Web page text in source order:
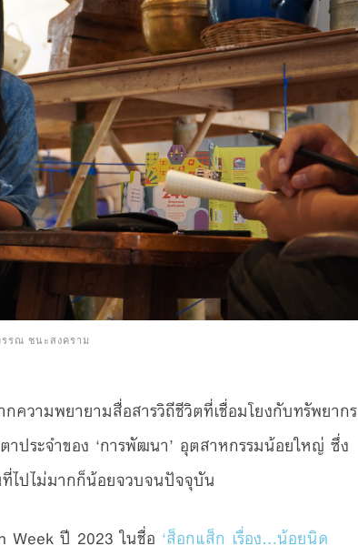
รณ ชนะสงคราม
ความพยายามสื่อสารวิถีชีวิตที่เชื่อมโยงกับทรัพยากร
ประจำของ ‘การพัฒนา’ อุตสาหกรรมน้อยใหญ่ ซึ่ง
ไปไม่มากก็น้อยจวบจนปัจจุบัน
Week ปี 2023 ในชื่อ ‘ส็อกแส็ก เรื่อง…น้อยนิด